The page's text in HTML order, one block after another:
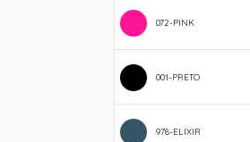
072-PINK
001-PRETO
978-ELIXIR